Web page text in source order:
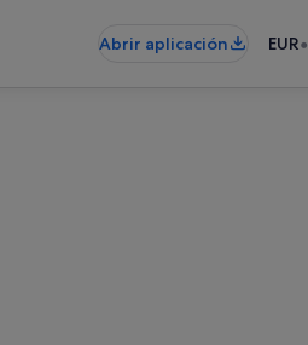
Abrir aplicación EUR•